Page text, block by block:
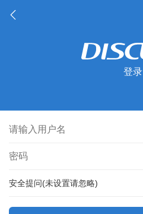
登录
安全提问(未设置请忽略)